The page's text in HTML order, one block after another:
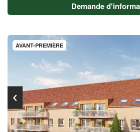
Demande
AVANT-PREMIÈRE